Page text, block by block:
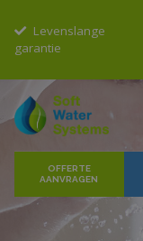
Levenslange
garantie
OFFERTE
AANVRAGEN